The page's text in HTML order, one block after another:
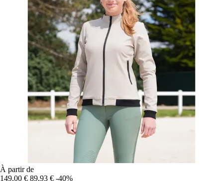
À partir de
149,00 € 89,93 € -40%